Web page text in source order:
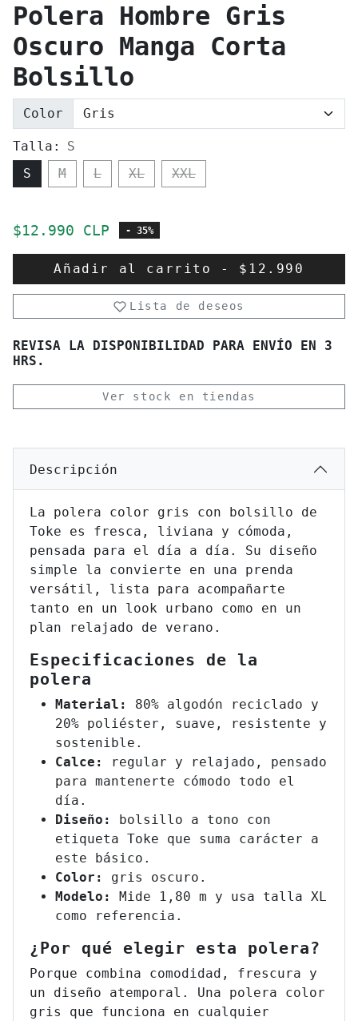
Polera Hombre Gris
Oscuro Manga Corta
Bolsillo
Color
Talla:
S
S
M L XL XXL
Precio de oferta
$12.990 CLP - 35%
Añadir al carrito - $12.990
Lista de deseos
REVISA LA DISPONIBILIDAD PARA ENVÍO EN 3
HRS.
Ver stock en tiendas
Descripción
La polera color gris con bolsillo de
Toke es fresca, liviana y cómoda,
pensada para el día a día. Su diseño
simple la convierte en una prenda
versátil, lista para acompañarte
tanto en un look urbano como en un
plan relajado de verano.
Especificaciones de la
polera
Material:
80% algodón reciclado y
20% poliéster, suave, resistente y
sostenible.
Calce:
regular y relajado, pensado
para mantenerte cómodo todo el
día.
Diseño:
bolsillo a tono con
etiqueta Toke que suma carácter a
este básico.
Color: gris oscuro.
Modelo:
Mide 1,80 m y usa talla XL
como referencia.
¿Por qué elegir esta polera?
Porque combina comodidad, frescura y
un diseño atemporal. Una polera color
gris que funciona en cualquier